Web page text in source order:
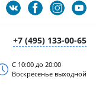
+7 (495) 133-00-65
С 10:00 до 20:00
Воскресенье выходной